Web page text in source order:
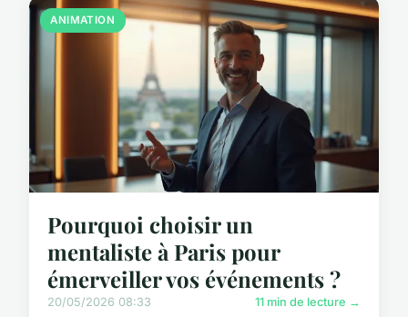
ANIMATION
Pourquoi choisir un
mentaliste à Paris pour
émerveiller vos événements ?
20/05/2026 08:33 11 min de lecture →